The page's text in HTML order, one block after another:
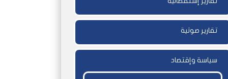
تقارير صوتية
سياسة وإقتصاد